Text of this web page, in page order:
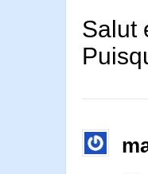
Salut